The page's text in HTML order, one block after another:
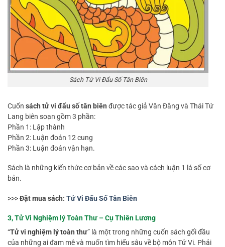
Sách Tử Vi Đẩu Số Tân Biên
Cuốn sách tử vi đẩu số tân biên được tác giả Văn Đằng và Thái Tứ
Lang biên soạn gồm 3 phần:
Phần 1: Lập thành
Phần 2: Luận đoán 12 cung
Phần 3: Luận đoán vận hạn.
Sách là những kiến thức cơ bản về các sao và cách luận 1 lá số cơ
bản.
>>>Đặt mua sách: Tử Vi Đẩu Số Tân Biên
3, Tử Vi Nghiệm lý Toàn Thư – Cụ Thiên Lương
“Tử vi nghiệm lý toàn thư” là một trong những cuốn sách gối đầu
của những ai đam mê và muốn tìm hiểu sâu về bộ môn Tử Vi. Phải